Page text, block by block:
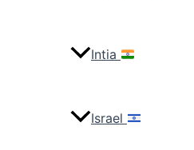
Intia
Israel